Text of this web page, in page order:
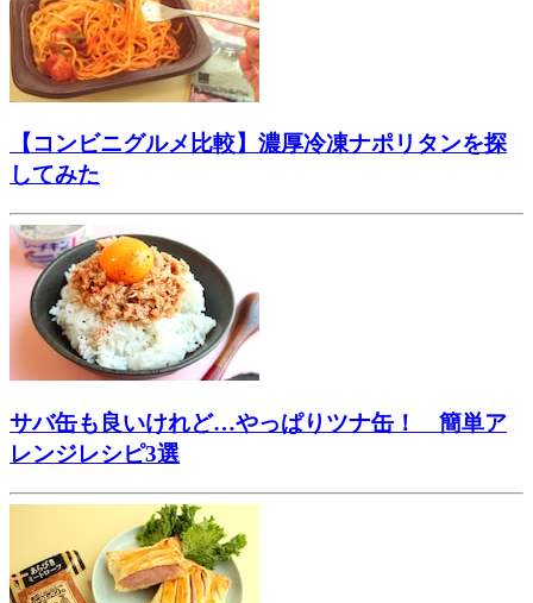
【コンビニグルメ比較】濃厚冷凍ナポリタンを探
してみた
サバ缶も良いけれど…やっぱりツナ缶！ 簡単ア
レンジレシピ3選